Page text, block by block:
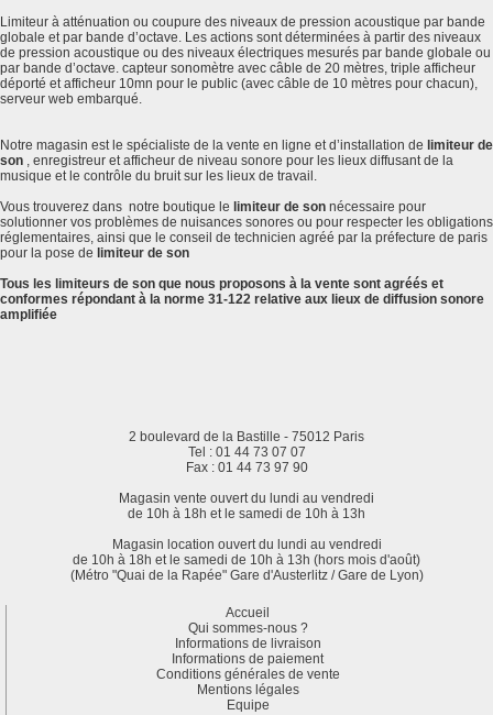
Limiteur à atténuation ou coupure des niveaux de pression acoustique par bande
globale et par bande d’octave. Les actions sont déterminées à partir des niveaux
de pression acoustique ou des niveaux électriques mesurés par bande globale ou
par bande d’octave. capteur sonomètre avec câble de 20 mètres, triple afficheur
déporté et afficheur 10mn pour le public (avec câble de 10 mètres pour chacun),
serveur web embarqué.
Notre magasin est le spécialiste de la vente en ligne et d’installation de limiteur de
son , enregistreur et afficheur de niveau sonore pour les lieux diffusant de la
musique et le contrôle du bruit sur les lieux de travail.
Vous trouverez dans notre boutique le limiteur de son nécessaire pour
solutionner vos problèmes de nuisances sonores ou pour respecter les obligations
réglementaires, ainsi que le conseil de technicien agréé par la préfecture de paris
pour la pose de limiteur de son
Tous les limiteurs de son que nous proposons à la vente sont agréés et
conformes répondant à la norme 31-122 relative aux lieux de diffusion sonore
amplifiée
2 boulevard de la Bastille - 75012 Paris
Tel : 01 44 73 07 07
Fax : 01 44 73 97 90
Magasin vente ouvert du lundi au vendredi
de 10h à 18h et le samedi de 10h à 13h
Magasin location ouvert du lundi au vendredi
de 10h à 18h et le samedi de 10h à 13h (hors mois d'août)
(Métro "Quai de la Rapée" Gare d'Austerlitz / Gare de Lyon)
Accueil
Qui sommes-nous ?
Informations de livraison
Informations de paiement
Conditions générales de vente
Mentions légales
Equipe